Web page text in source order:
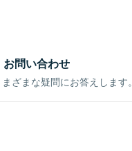
問い合わせ
ざまな疑問にお答えします。